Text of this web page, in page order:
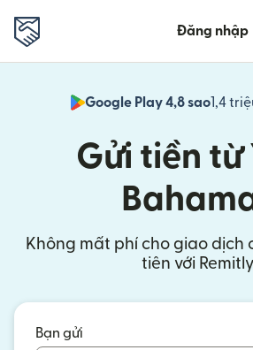
Đăng nhập
Google Play 4,8 sao1,4
Gửi tiền từ
Không mất phí cho giao dịch
tiên với Remitly
Bạn gửi